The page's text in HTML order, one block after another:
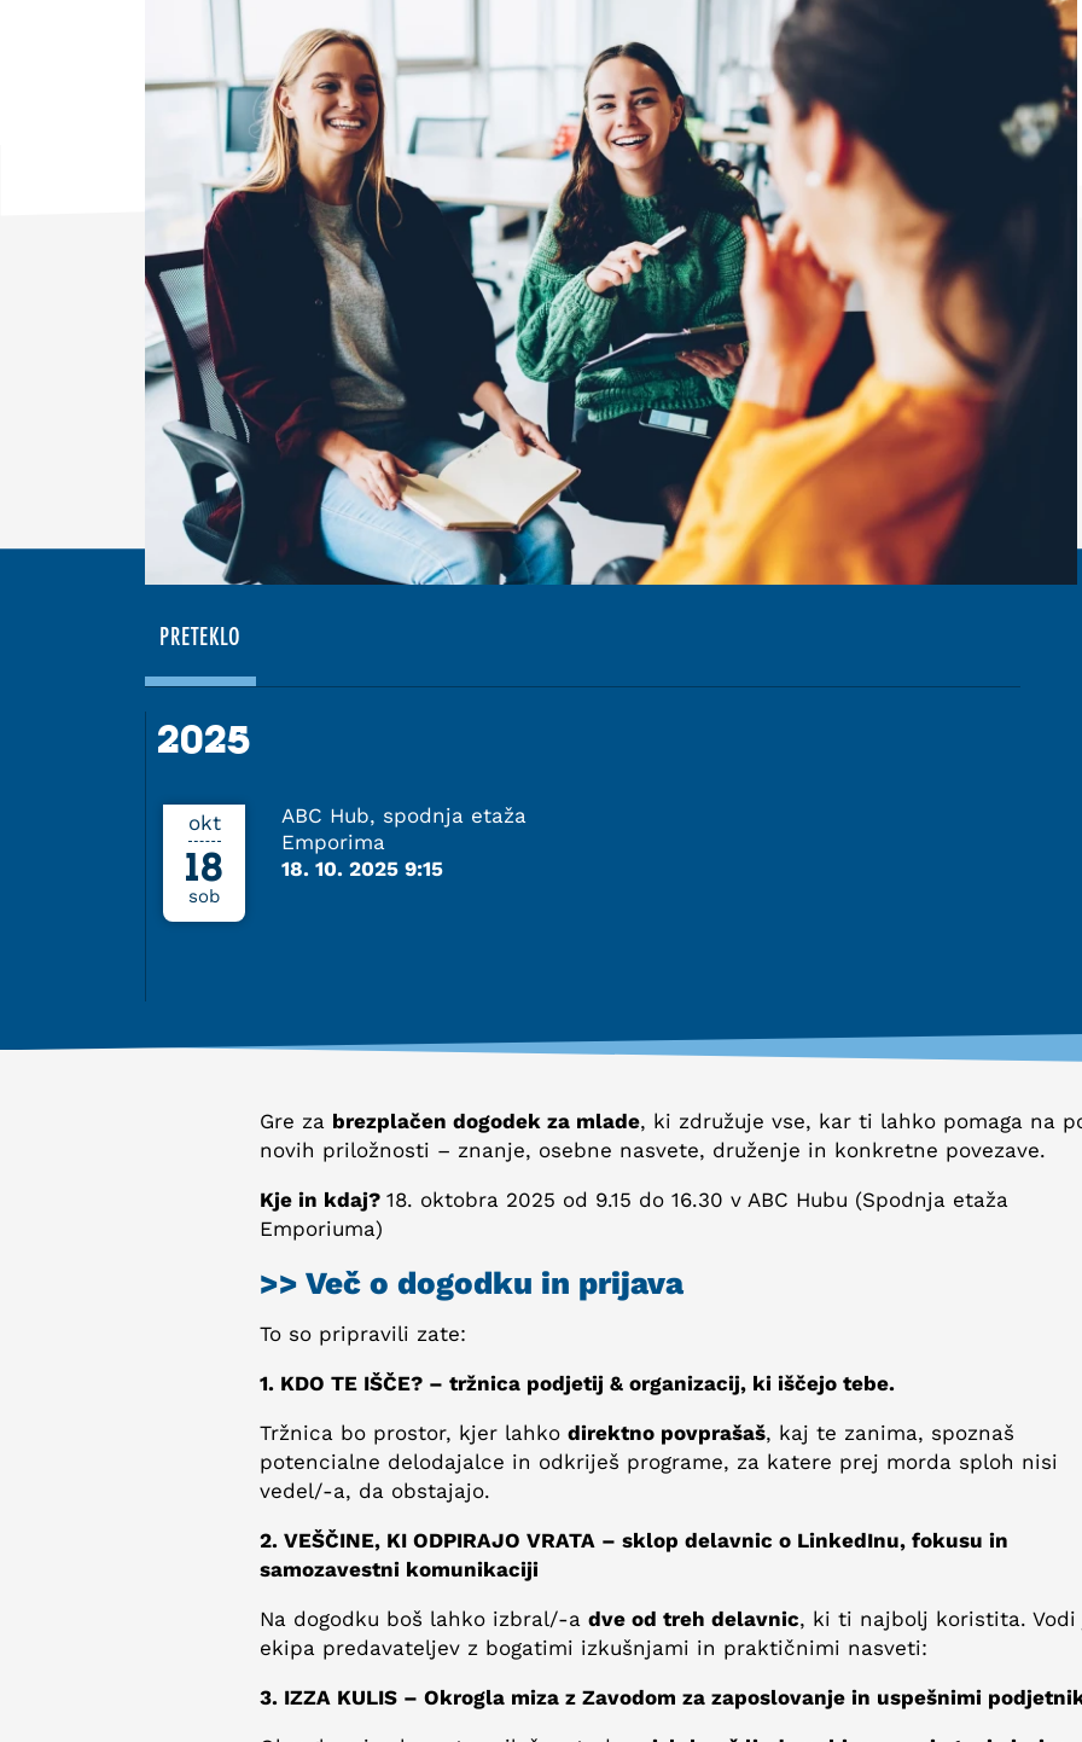
PRETEKLO
2025
2025
okt
18
sob
ABC Hub, spodnja etaža
Emporima
18. 10. 2025 9:15
Gre za brezplačen dogodek za mlade, ki združuje vse, kar ti lahko pomaga na
novih priložnosti – znanje, osebne nasvete, druženje in konkretne povezave.
Kje in kdaj? 18. oktobra 2025 od 9.15 do 16.30 v ABC Hubu (Spodnja etaža
Emporiuma)
>> Več o dogodku in prijava
To so pripravili zate:
1. KDO TE IŠČE? – tržnica podjetij & organizacij, ki iščejo tebe.
Tržnica bo prostor, kjer lahko direktno povprašaš, kaj te zanima, spoznaš
potencialne delodajalce in odkriješ programe, za katere prej morda sploh nisi
vedel/-a, da obstajajo.
2. VEŠČINE, KI ODPIRAJO VRATA – sklop delavnic o LinkedInu, fokusu in
samozavestni komunikaciji
Na dogodku boš lahko izbral/-a dve od treh delavnic, ki ti najbolj koristita. Vodi
ekipa predavateljev z bogatimi izkušnjami in praktičnimi nasveti:
3. IZZA KULIS – Okrogla miza z Zavodom za zaposlovanje in uspešnimi